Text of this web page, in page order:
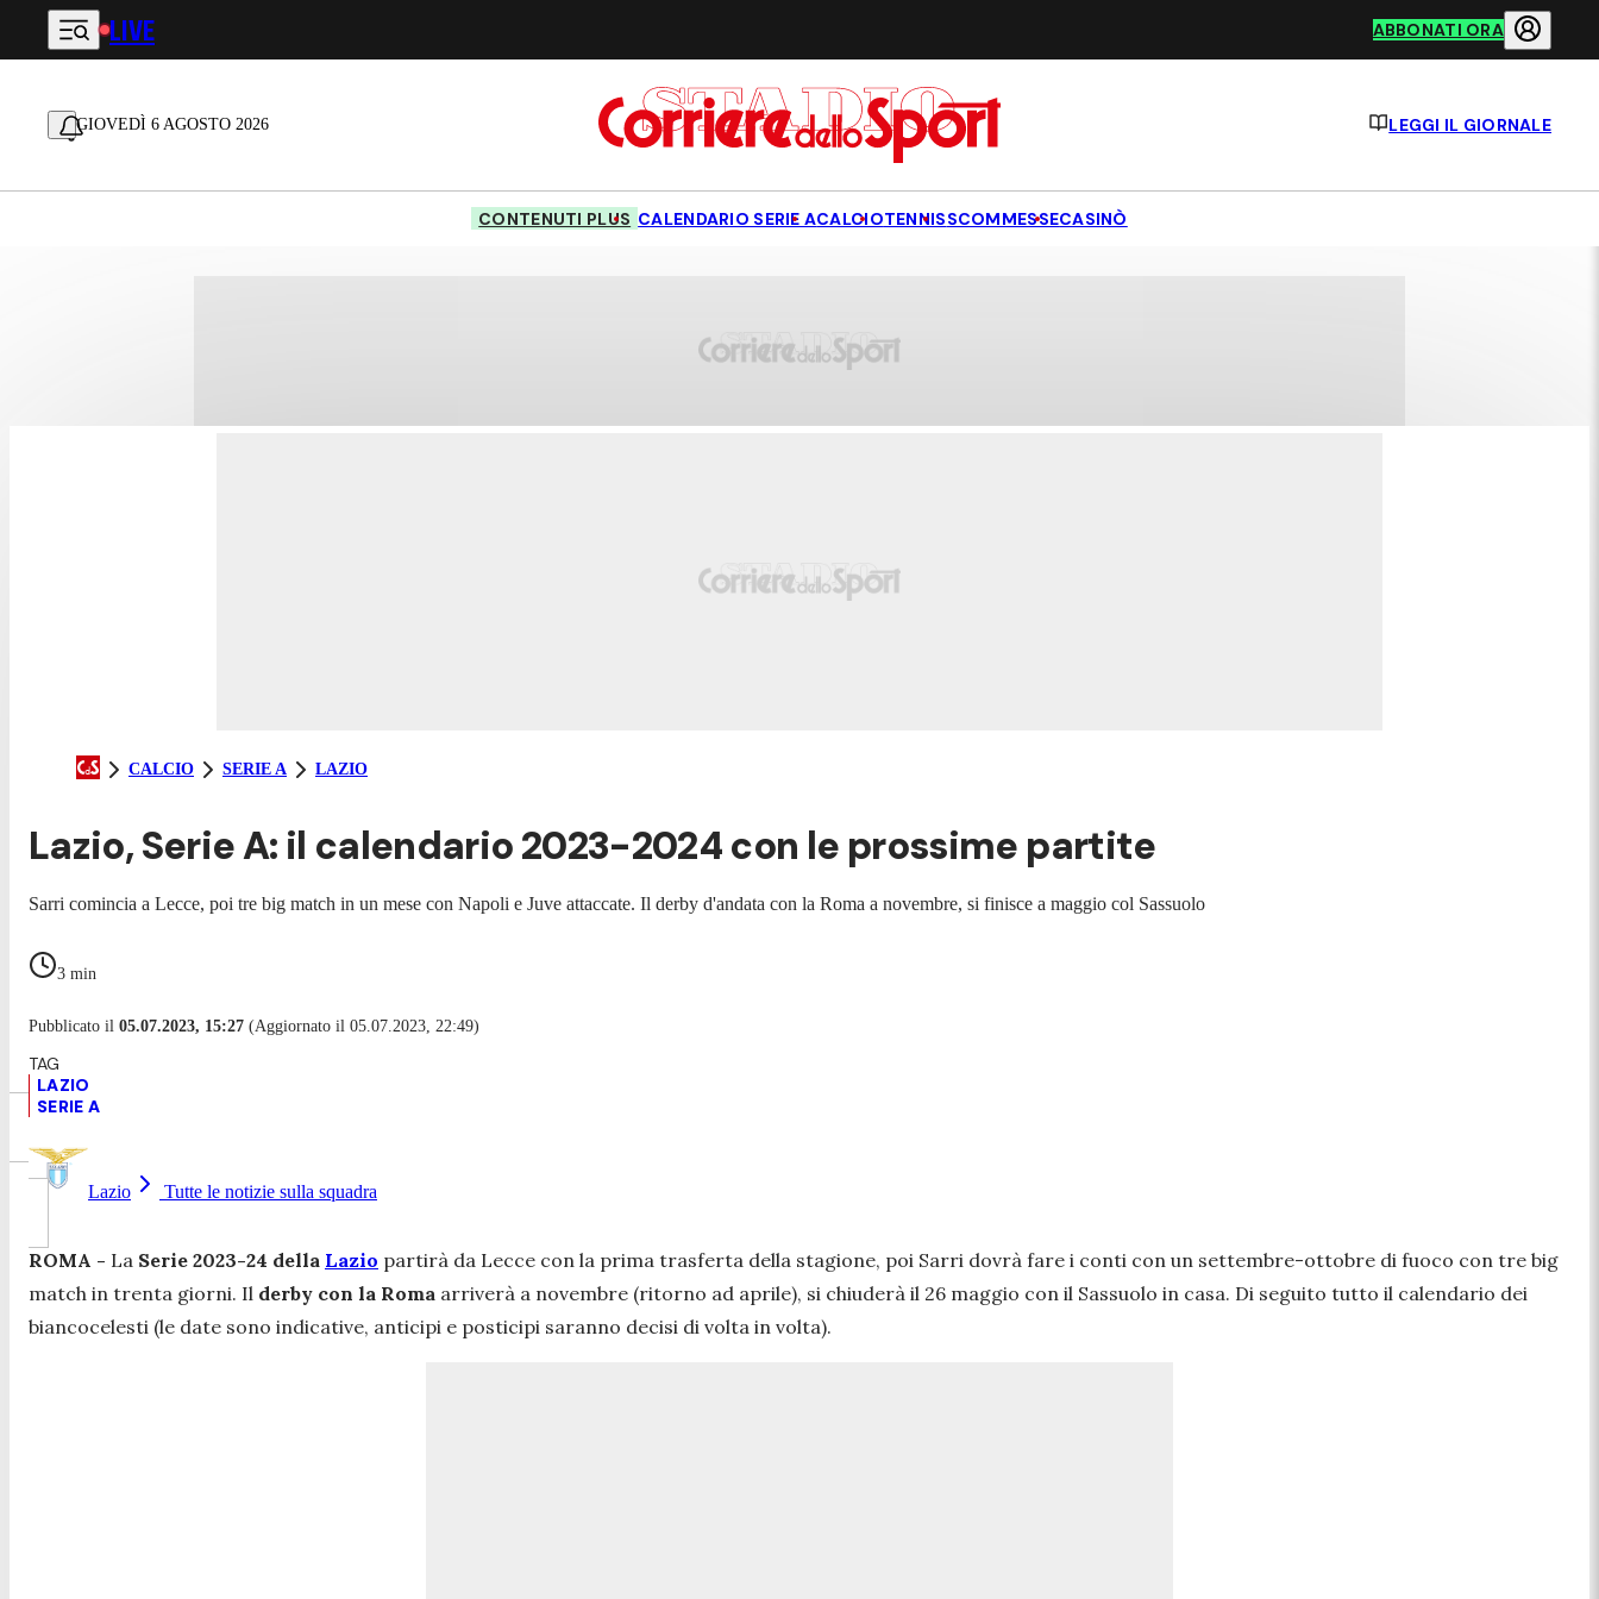
Vai al contenuto principale
LIVE ABBONATI ORA
GIOVEDÌ 6 AGOSTO 2026 LEGGI IL GIORNALE
CONTENUTI PLUS CALENDARIO SERIE ACALCIOTENNISSCOMMESSECASINÒ
CALCIO SERIE A LAZIO
Lazio, Serie A: il calendario 2023-2024 con le prossime partite
Sarri comincia a Lecce, poi tre big match in un mese con Napoli e Juve attaccate. Il derby d'andata con la Roma a novembre, si finisce a maggio col Sassuolo
3 min
Pubblicato il 05.07.2023, 15:27 (Aggiornato il 05.07.2023, 22:49)
LAZIO
SERIE A
Lazio Tutte le notizie sulla squadra
ROMA - La Serie 2023-24 della Lazio partirà da Lecce con la prima trasferta della stagione, poi Sarri dovrà fare i conti con un settembre-ottobre di fuoco con tre big
match in trenta giorni. Il derby con la Roma arriverà a novembre (ritorno ad aprile), si chiuderà il 26 maggio con il Sassuolo in casa. Di seguito tutto il calendario dei
biancocelesti (le date sono indicative, anticipi e posticipi saranno decisi di volta in volta).